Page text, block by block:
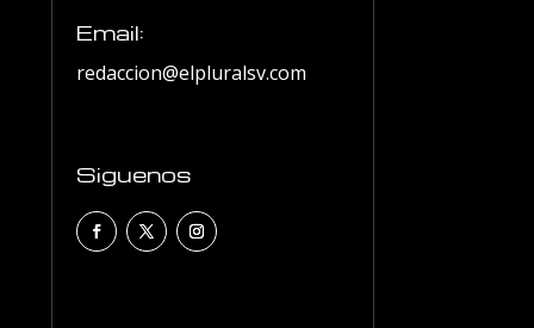
Email:
redaccion@elpluralsv.com
Siguenos